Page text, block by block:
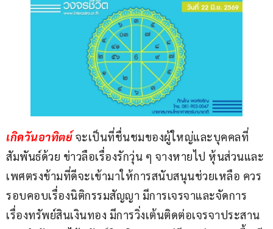
เกิดวันอาทิตย์ จะเป็นที่ชื่นชมของผู้ใหญ่และบุคคลที่
สัมพันธ์ด้วย ข่าวลือเรื่องรักวุ่น ๆ จางหายไป หุ้นส่วนและ
เพศตรงข้ามที่ดีจะเข้ามาให้การสนับสนุนช่วยเหลือ ควร
รอบคอบเรื่องนิติกรรมสัญญา มีการเจรจาและจัดการ
เรื่องทรัพย์สินเงินทอง มีการวิ่งเต้นติดต่อเจรจาประสาน